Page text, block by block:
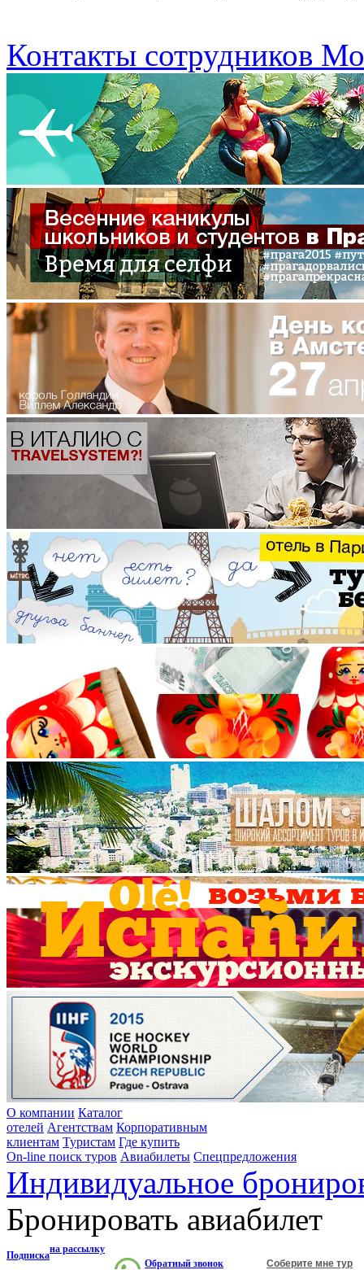
Контакты сотрудников
О компании Каталог
отелей Агентствам Корпоративным
клиентам Туристам Где купить
On-line поиск туров Авиабилеты Спецпредложения
Индивидуальное
Бронировать авиабилет
Обратный звонок Соберите мне тур
Подписка
на рассылку